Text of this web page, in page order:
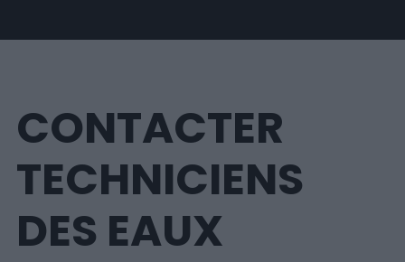
CONTACTER
TECHNICIENS
DES EAUX